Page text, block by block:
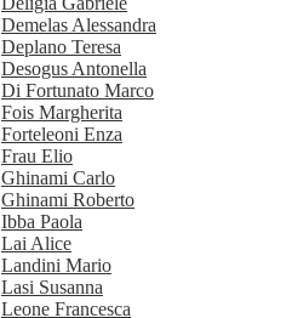
Demelas Alessandra
Deplano Teresa
Desogus Antonella
Di Fortunato Marco
Fois Margherita
Forteleoni Enza
Frau Elio
Ghinami Carlo
Ghinami Roberto
Ibba Paola
Lai Alice
Landini Mario
Lasi Susanna
Leone Francesca